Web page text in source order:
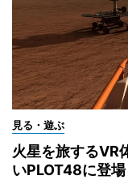
見る・遊ぶ
火星を旅する
いPLOT48に登場